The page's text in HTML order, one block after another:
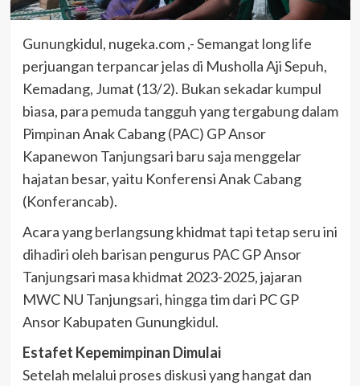
Gunungkidul, nugeka.com ,- Semangat long life
perjuangan terpancar jelas di Musholla Aji Sepuh,
Kemadang, Jumat (13/2). Bukan sekadar kumpul
biasa, para pemuda tangguh yang tergabung dalam
Pimpinan Anak Cabang (PAC) GP Ansor
Kapanewon Tanjungsari baru saja menggelar
hajatan besar, yaitu Konferensi Anak Cabang
(Konferancab).
​Acara yang berlangsung khidmat tapi tetap seru ini
dihadiri oleh barisan pengurus PAC GP Ansor
Tanjungsari masa khidmat 2023-2025, jajaran
MWC NU Tanjungsari, hingga tim dari PC GP
Ansor Kabupaten Gunungkidul.
​Estafet Kepemimpinan Dimulai
​Setelah melalui proses diskusi yang hangat dan